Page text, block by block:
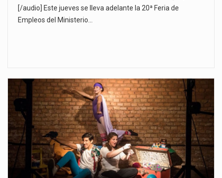
[/audio] Este jueves se lleva adelante la 20ª Feria de
Empleos del Ministerio…